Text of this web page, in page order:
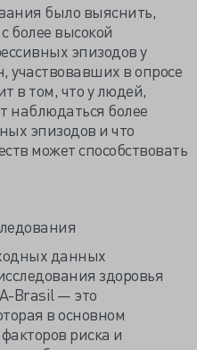
было выяснить,
более высокой
эпизодов у
в опросе
в том, что у людей,
наблюдаться более
эпизодов и что
может способствовать
данных
здоровья
Brasil — это
в основном
риска и